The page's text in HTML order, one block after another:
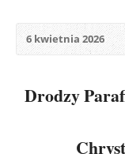
6 kwietnia 2026
Drodzy